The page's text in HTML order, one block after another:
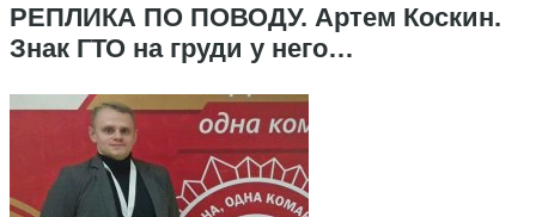
РЕПЛИКА ПО ПОВОДУ. Артем Коскин.
Знак ГТО на груди у него…